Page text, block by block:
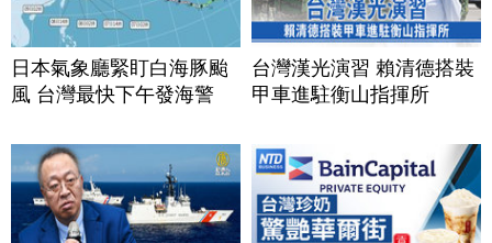
日本氣象廳緊盯白海豚颱
風 台灣最快下午發海警
台灣漢光演習 賴清德搭裝
甲車進駐衡山指揮所